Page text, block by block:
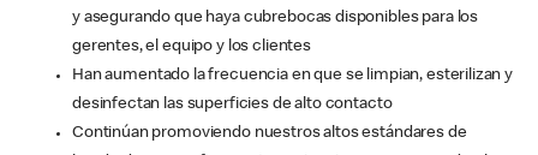
y asegurando que haya cubrebocas disponibles para los
gerentes, el equipo y los clientes
Han aumentado la frecuencia en que se limpian, esterilizan y
desinfectan las superficies de alto contacto
Continúan promoviendo nuestros altos estándares de